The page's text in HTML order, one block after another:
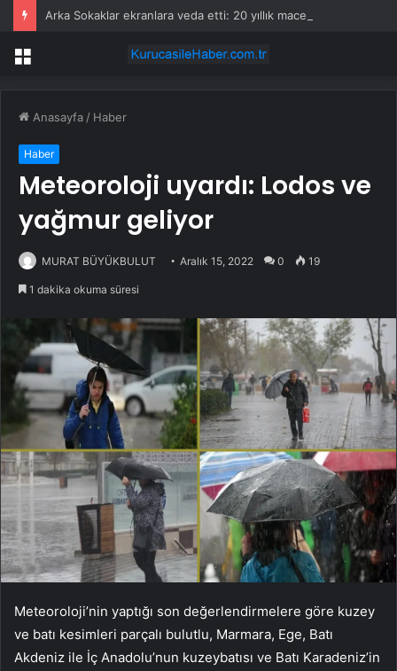
Menü
Anasayfa / Haber
Haber
Meteoroloji uyardı: Lodos ve
yağmur geliyor
MURAT BÜYÜKBULUT Aralık 15, 2022 0 19
1 dakika okuma süresi
Meteoroloji’nin yaptığı son değerlendirmelere göre kuzey
ve batı kesimleri parçalı bulutlu, Marmara, Ege, Batı
Akdeniz ile İç Anadolu’nun kuzeybatısı ve Batı Karadeniz’in